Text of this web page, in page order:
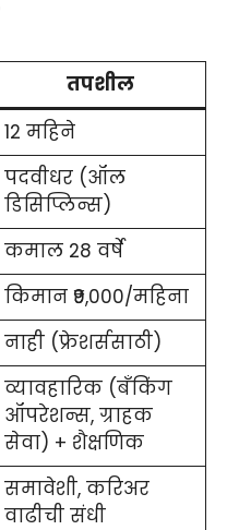
तपशील
12 महिने
पदवीधर (ऑल
डिसिप्लिन्स)
कमाल 28 वर्षे
किमान ₹9,000/महिना
नाही (फ्रेशर्ससाठी)
व्यावहारिक (बँकिंग
ऑपरेशन्स, ग्राहक
सेवा) + शैक्षणिक
समावेशी, करिअर
वाढीची संधी